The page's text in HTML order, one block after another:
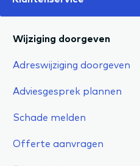
Wijziging doorgeven
Adreswijziging doorgeven
Adviesgesprek plannen
Schade melden
Offerte aanvragen